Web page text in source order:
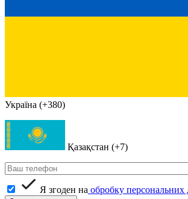
Україна (+380)
Қазақстан (+7)
Я згоден на обробку персональних